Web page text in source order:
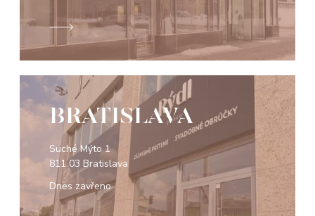
BRATISLAVA
Suché Mýto 1
811 03 Bratislava
Dnes zavřeno